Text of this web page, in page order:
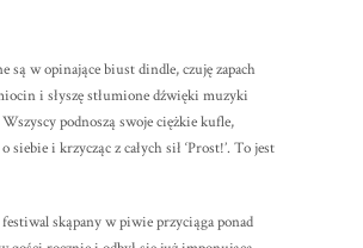
są w opinające biust dindle, czuję zapach
i słyszę stłumione dźwięki muzyki
podnoszą swoje ciężkie kufle,
siebie i krzycząc z całych sił ‘Prost!’. To jest
skąpany w piwie przyciąga ponad